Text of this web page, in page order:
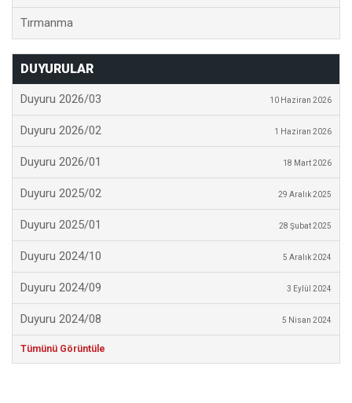
Tırmanma
DUYURULAR
Duyuru 2026/03 10 Haziran 2026
Duyuru 2026/02 1 Haziran 2026
Duyuru 2026/01 18 Mart 2026
Duyuru 2025/02 29 Aralık 2025
Duyuru 2025/01 28 Şubat 2025
Duyuru 2024/10 5 Aralık 2024
Duyuru 2024/09 3 Eylül 2024
Duyuru 2024/08 5 Nisan 2024
Tümünü Görüntüle